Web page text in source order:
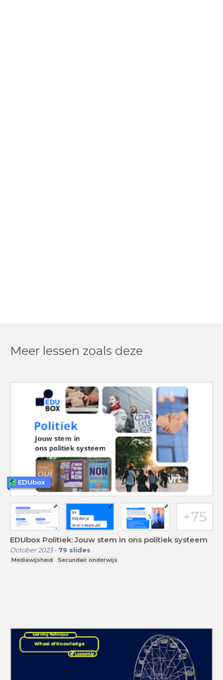
Meer lessen zoals deze
EDUbox Politiek: Jouw stem in ons politiek systeem
October 2023- 79 slides
Mediawijsheid Secundair onderwijs
EDUbox